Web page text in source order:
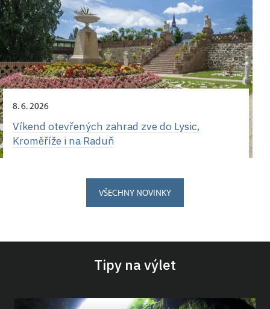
8. 6. 2026
Víkend otevřených zahrad zve do Lysic,
Kroměříže i na Raduň
VŠECHNY NOVINKY
Tipy na výlet